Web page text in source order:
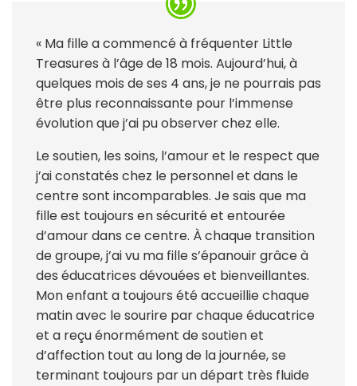
« Ma fille a commencé à fréquenter Little
Treasures à l’âge de 18 mois. Aujourd’hui, à
quelques mois de ses 4 ans, je ne pourrais pas
être plus reconnaissante pour l’immense
évolution que j’ai pu observer chez elle.
Le soutien, les soins, l’amour et le respect que
j’ai constatés chez le personnel et dans le
centre sont incomparables. Je sais que ma
fille est toujours en sécurité et entourée
d’amour dans ce centre. À chaque transition
de groupe, j’ai vu ma fille s’épanouir grâce à
des éducatrices dévouées et bienveillantes.
Mon enfant a toujours été accueillie chaque
matin avec le sourire par chaque éducatrice
et a reçu énormément de soutien et
d’affection tout au long de la journée, se
terminant toujours par un départ très fluide